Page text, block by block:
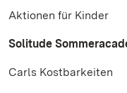
Aktionen für Kinder
Solitude
Carls Kostbarkeiten